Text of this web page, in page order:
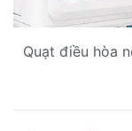
Quạt điều hòa